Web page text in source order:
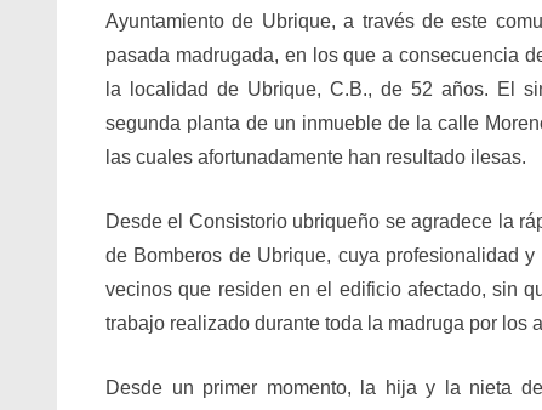
Ayuntamiento de Ubrique, a través de este
pasada madrugada, en los que a consecuencia
la localidad de Ubrique, C.B., de 52 años. El
segunda planta de un inmueble de la calle
las cuales afortunadamente han resultado ilesas.
Desde el Consistorio ubriqueño se agradece la
de Bomberos de Ubrique, cuya profesionalidad
vecinos que residen en el edificio afectado, sin
trabajo realizado durante toda la madruga por los
Desde un primer momento, la hija y la nieta